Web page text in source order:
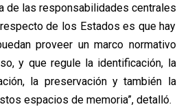
de las responsabilidades centrales
de los Estados es que hay
proveer un marco normativo
y que regule la identificación, la
la preservación y también la
espacios de memoria”, detalló.